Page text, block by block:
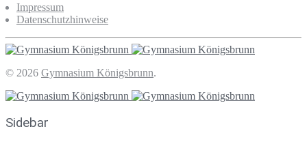
Impressum
Datenschutzhinweise
© 2026 Gymnasium Königsbrunn.
Sidebar